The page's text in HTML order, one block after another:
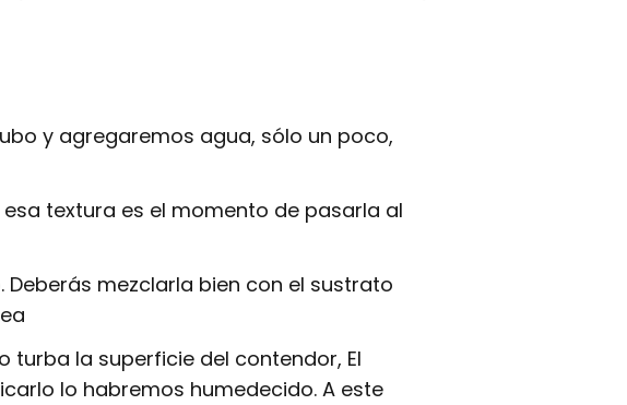
y agregaremos agua, sólo un poco,
textura es el momento de pasarla al
mezclarla bien con el sustrato
turba la superficie del contendor, El
lo habremos humedecido. A este